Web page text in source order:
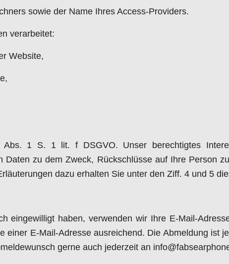
sowie der Name Ihres Access-Providers.
verarbeitet:
Website,
1 S. 1 lit. f DSGVO. Unser berechtigtes
zu dem Zweck, Rückschlüsse auf Ihre Person
dazu erhalten Sie unter den Ziff. 4 und 5
eingewilligt haben, verwenden wir Ihre E-Mail-
E-Mail-Adresse ausreichend. Die Abmeldung ist
gerne auch jederzeit an